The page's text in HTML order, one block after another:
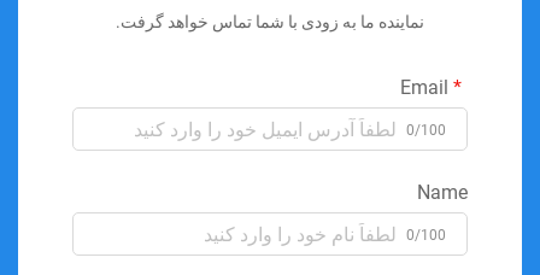
نماینده ما به زودی با شما تماس خواهد گرفت.
0/100
Name
0/100